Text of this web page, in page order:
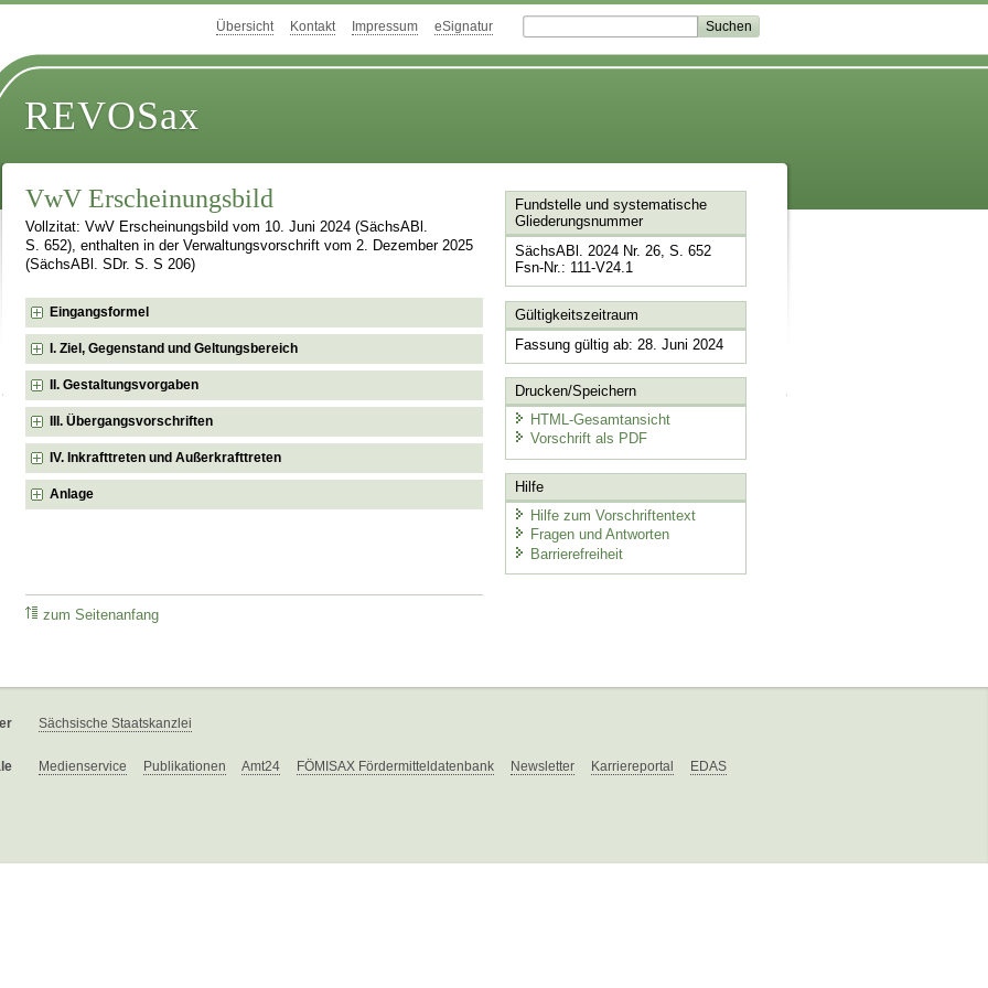
Übersicht Kontakt Impressum eSignatur
REVOSax
VwV Erscheinungsbild
Vollzitat: VwV Erscheinungsbild vom 10. Juni 2024 (SächsABl.
S. 652), enthalten in der Verwaltungsvorschrift vom 2. Dezember 2025
(SächsABl. SDr. S. S 206)
Eingangsformel
I. Ziel, Gegenstand und Geltungsbereich
II. Gestaltungsvorgaben
III. Übergangsvorschriften
IV. Inkrafttreten und Außerkrafttreten
Anlage
zum Seitenanfang
Fundstelle und systematische
Gliederungsnummer
SächsABl. 2024 Nr. 26, S. 652
Fsn-Nr.: 111-V24.1
Gültigkeitszeitraum
Fassung gültig ab: 28. Juni 2024
Drucken/Speichern
HTML-Gesamtansicht
Vorschrift als PDF
Hilfe
Hilfe zum Vorschriftentext
Fragen und Antworten
Barrierefreiheit
Sächsische Staatskanzlei
Medienservice Publikationen Amt24 FÖMISAX Fördermitteldatenbank Newsletter Karriereportal EDAS